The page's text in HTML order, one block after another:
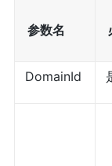
参数名
DomainId